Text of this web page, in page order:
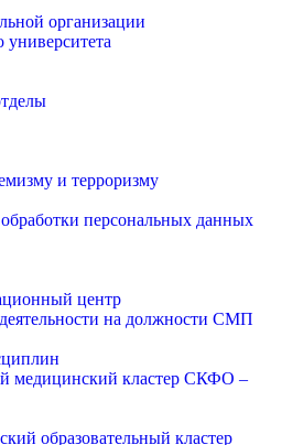
организации
и терроризму
персональных данных
центр
на должности СМП
медицинский кластер СКФО –
образовательный кластер